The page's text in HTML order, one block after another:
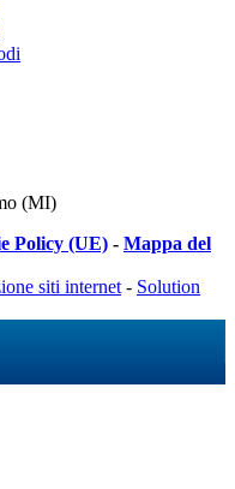
(MI)
Policy (UE) - Mappa del
siti internet - Solution